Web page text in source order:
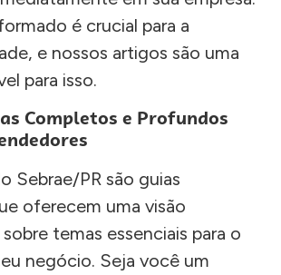
é crucial para a
e nossos artigos são uma
para isso.
Completos e Profundos
Sebrae/PR são guias
oferecem uma visão
temas essenciais para o
negócio. Seja você um